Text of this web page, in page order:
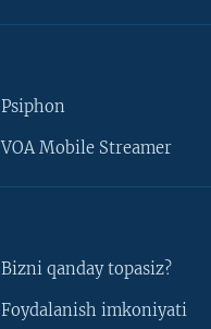
Psiphon
VOA Mobile Streamer
Bizni qanday topasiz?
Foydalanish imkoniyati